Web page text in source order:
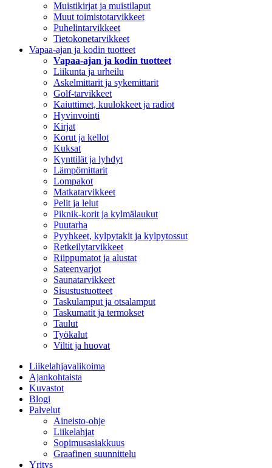
Muistikirjat ja muistilaput
Muut toimistotarvikkeet
Puhelintarvikkeet
Tietokonetarvikkeet
Vapaa-ajan ja kodin tuotteet
Vapaa-ajan ja kodin tuotteet
Liikunta ja urheilu
Askelmittarit ja sykemittarit
Golf-tarvikkeet
Kaiuttimet, kuulokkeet ja radiot
Hyvinvointi
Kirjat
Korut ja kellot
Kuksat
Kynttilät ja lyhdyt
Lämpömittarit
Lompakot
Matkatarvikkeet
Pelit ja lelut
Piknik-korit ja kylmälaukut
Puutarha
Pyyhkeet, kylpytakit ja kylpytossut
Retkeilytarvikkeet
Riippumatot ja alustat
Sateenvarjot
Saunatarvikkeet
Sisustustuotteet
Taskulamput ja otsalamput
Taskumatit ja termokset
Taulut
Työkalut
Viltit ja huovat
Liikelahjavalikoima
Ajankohtaista
Kuvastot
Blogi
Palvelut
Aineisto-ohje
Liikelahjat
Sopimusasiakkuus
Graafinen suunnittelu
Yritys